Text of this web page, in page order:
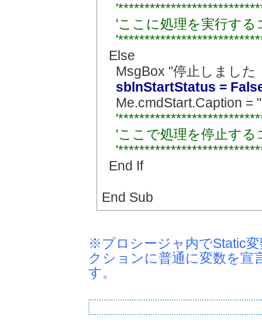
'ここに処理を実行す
Else
MsgBox "停止しました
sblnStartStatus =
Me.cmdStart.Caption =
'ここで処理を停止す
End If
End Sub
※プロシージャ内でStatic
クションに普通に変数を宣
す。